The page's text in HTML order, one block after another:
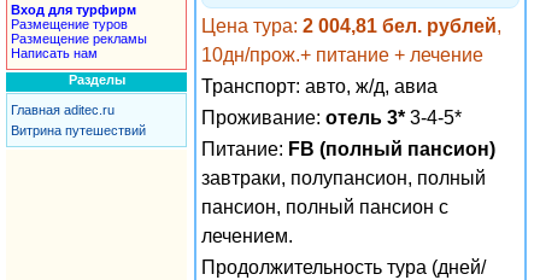
Вход для турфирм
Размещение туров
Размещение рекламы
Написать нам
Разделы
Главная aditec.ru
Витрина путешествий
Цена тура: 2 004,81 бел. рублей,
10дн/прож.+ питание + лечение
Транспорт: авто, ж/д, авиа
Проживание: отель 3* 3-4-5*
Питание: FB (полный пансион)
завтраки, полупансион, полный
пансион, полный пансион с
лечением.
Продолжительность тура (дней/